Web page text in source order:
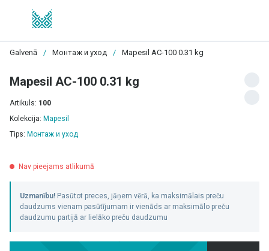
Galvenā / Монтаж и уход / Mapesil AC-100 0.31 kg
Mapesil AC-100 0.31 kg
Artikuls: 100
Kolekcija: Mapesil
Tips: Монтаж и уход
Nav pieejams atlikumā
Uzmanību! Pasūtot preces, jāņem vērā, ka maksimālais preču
daudzums vienam pasūtījumam ir vienāds ar maksimālo preču
daudzumu partijā ar lielāko preču daudzumu